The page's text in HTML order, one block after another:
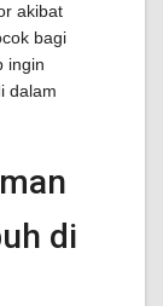
akibat
bagi
ingin
dalam
di